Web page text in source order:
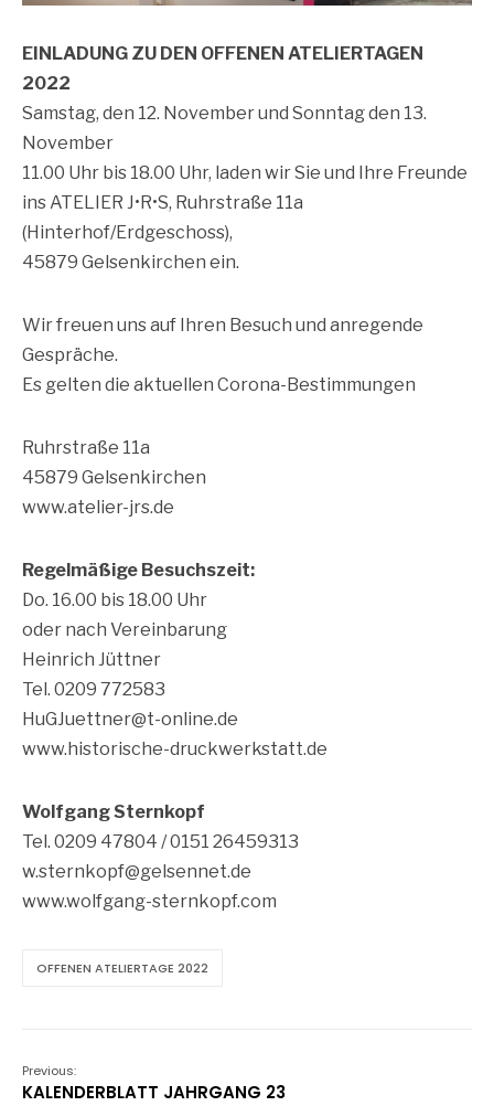
EINLADUNG ZU DEN OFFENEN ATELIERTAGEN
2022
Samstag, den 12. November und Sonntag den 13.
November
11.00 Uhr bis 18.00 Uhr, laden wir Sie und Ihre Freunde
ins ATELIER J•R•S, Ruhrstraße 11a
(Hinterhof/Erdgeschoss),
45879 Gelsenkirchen ein.
Wir freuen uns auf Ihren Besuch und anregende
Gespräche.
Es gelten die aktuellen Corona-Bestimmungen
Ruhrstraße 11a
45879 Gelsenkirchen
www.atelier-jrs.de
Regelmäßige Besuchszeit:
Do. 16.00 bis 18.00 Uhr
oder nach Vereinbarung
Heinrich Jüttner
Tel. 0209 772583
HuGJuettner@t-online.de
www.historische-druckwerkstatt.de
Wolfgang Sternkopf
Tel. 0209 47804 / 0151 26459313
w.sternkopf@gelsennet.de
www.wolfgang-sternkopf.com
OFFENEN ATELIERTAGE 2022
Previous:
KALENDERBLATT JAHRGANG 23